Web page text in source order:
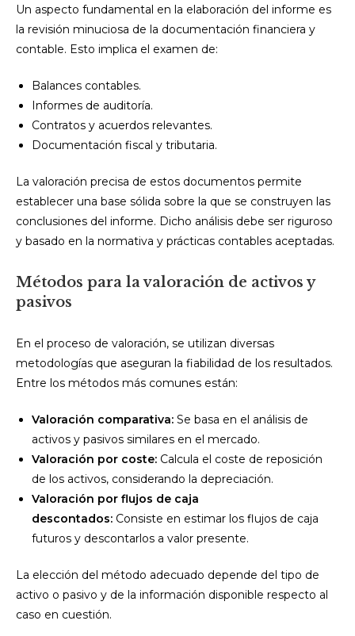
Un aspecto fundamental en la elaboración del informe es
la revisión minuciosa de la documentación financiera y
contable. Esto implica el examen de:
Balances contables.
Informes de auditoría.
Contratos y acuerdos relevantes.
Documentación fiscal y tributaria.
La valoración precisa de estos documentos permite
establecer una base sólida sobre la que se construyen las
conclusiones del informe. Dicho análisis debe ser riguroso
y basado en la normativa y prácticas contables aceptadas.
Métodos para la valoración de activos y
pasivos
En el proceso de valoración, se utilizan diversas
metodologías que aseguran la fiabilidad de los resultados.
Entre los métodos más comunes están:
Valoración comparativa: Se basa en el análisis de
activos y pasivos similares en el mercado.
Valoración por coste: Calcula el coste de reposición
de los activos, considerando la depreciación.
Valoración por flujos de caja
descontados: Consiste en estimar los flujos de caja
futuros y descontarlos a valor presente.
La elección del método adecuado depende del tipo de
activo o pasivo y de la información disponible respecto al
caso en cuestión.